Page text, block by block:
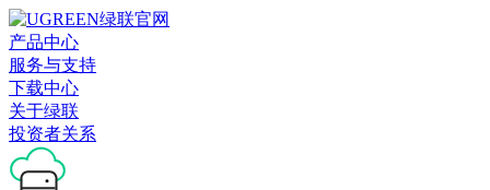
产品中心
服务与支持
下载中心
关于绿联
投资者关系